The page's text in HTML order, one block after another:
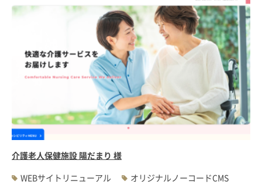
介護老人保健施設 陽だまり 様
WEBサイトリニューアル
オリジナルノーコードCMS